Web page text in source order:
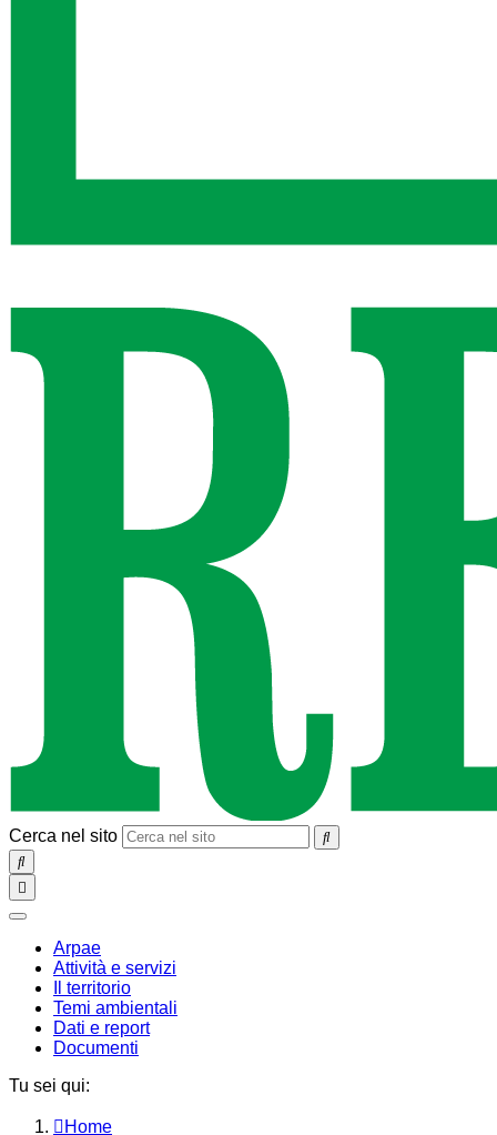
Cerca nel sito
SEARCH
Toggle
navigation
chiudi
Arpae
Attività e servizi
Il territorio
Temi ambientali
Dati e report
Documenti
Tu sei qui:
Home